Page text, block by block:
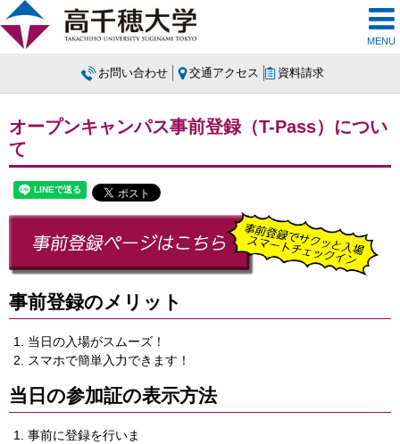
MENU
お問い合わせ 交通アクセス 資料請求
オープンキャンパス事前登録（T-Pass）につい
て
事前登録のメリット
当日の入場がスムーズ！
スマホで簡単入力できます！
当日の参加証の表示方法
事前に登録を行いま